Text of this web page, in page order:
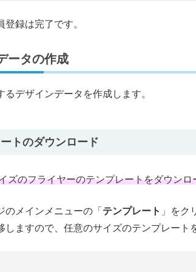
登録は完了です。
ータの作成
るデザインデータを作成します。
トのダウンロード
ズのフライヤーのテンプレートをダウンロ
のメインメニューの「 テンプレート 」をク
しますので、任意のサイズのテンプレート